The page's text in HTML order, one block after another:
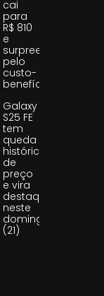
cai
para
R$ 810
e
surpreende
pelo
custo-
benefício
Galaxy
S25 FE
tem
queda
histórica
de
preço
e vira
destaque
neste
domingo
(21)